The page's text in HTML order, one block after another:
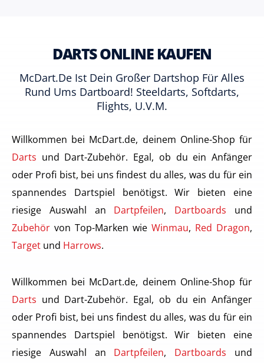
DARTS ONLINE KAUFEN
McDart.de Ist Dein Großer Dartshop Für Alles
Rund Ums Dartboard! Steeldarts, Softdarts,
Flights, U.v.m.
Willkommen bei McDart.de, deinem Online-Shop für
Darts und Dart-Zubehör. Egal, ob du ein Anfänger
oder Profi bist, bei uns findest du alles, was du für ein
spannendes Dartspiel benötigst. Wir bieten eine
riesige Auswahl an Dartpfeilen, Dartboards und
Zubehör von Top-Marken wie Winmau, Red Dragon,
Target und Harrows.
Willkommen bei McDart.de, deinem Online-Shop für
Darts und Dart-Zubehör. Egal, ob du ein Anfänger
oder Profi bist, bei uns findest du alles, was du für ein
spannendes Dartspiel benötigst. Wir bieten eine
riesige Auswahl an Dartpfeilen, Dartboards und